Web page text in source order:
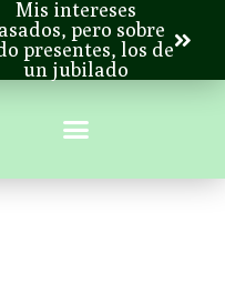
Mis intereses
pero sobre
presentes, los de
un jubilado